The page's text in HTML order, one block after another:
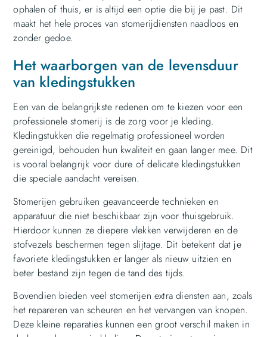
ophalen of thuis, er is altijd een optie die bij je past. Dit
maakt het hele proces van stomerijdiensten naadloos en
zonder gedoe.
Het waarborgen van de levensduur
van kledingstukken
Een van de belangrijkste redenen om te kiezen voor een
professionele stomerij is de zorg voor je kleding.
Kledingstukken die regelmatig professioneel worden
gereinigd, behouden hun kwaliteit en gaan langer mee. Dit
is vooral belangrijk voor dure of delicate kledingstukken
die speciale aandacht vereisen.
Stomerijen gebruiken geavanceerde technieken en
apparatuur die niet beschikbaar zijn voor thuisgebruik.
Hierdoor kunnen ze diepere vlekken verwijderen en de
stofvezels beschermen tegen slijtage. Dit betekent dat je
favoriete kledingstukken er langer als nieuw uitzien en
beter bestand zijn tegen de tand des tijds.
Bovendien bieden veel stomerijen extra diensten aan, zoals
het repareren van scheuren en het vervangen van knopen.
Deze kleine reparaties kunnen een groot verschil maken in